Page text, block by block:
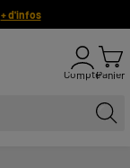
+ d'infos
ComptePanier